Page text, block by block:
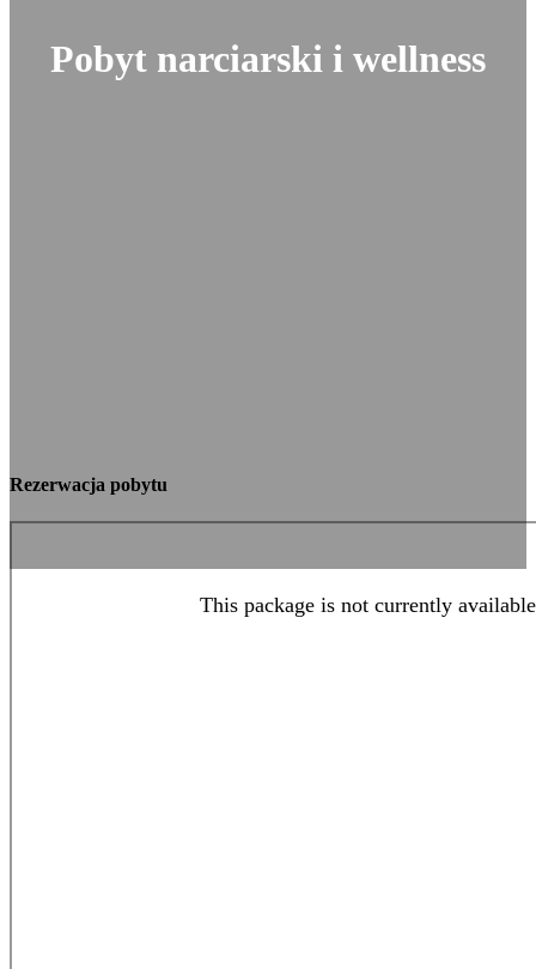
Pobyt narciarski i wellness
Rezerwacja pobytu